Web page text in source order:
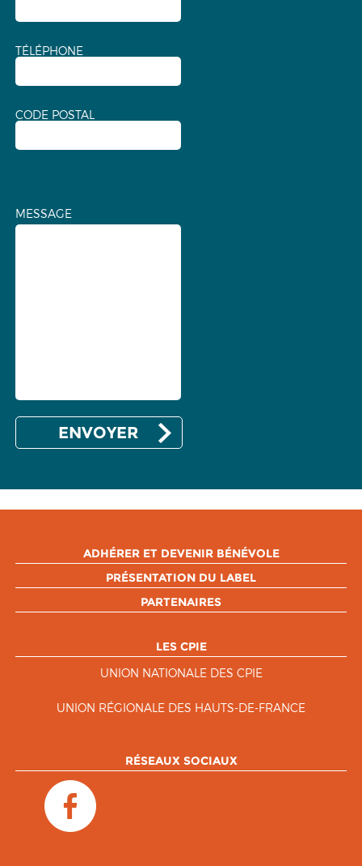
TÉLÉPHONE
CODE POSTAL
MESSAGE
ADHÉRER ET DEVENIR BÉNÉVOLE
PRÉSENTATION DU LABEL
PARTENAIRES
LES CPIE
UNION NATIONALE DES CPIE
UNION RÉGIONALE DES HAUTS-DE-FRANCE
RÉSEAUX SOCIAUX